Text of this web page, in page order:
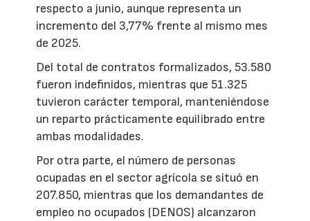
respecto a junio, aunque representa un
incremento del 3,77% frente al mismo mes
de 2025.
Del total de contratos formalizados, 53.580
fueron indefinidos, mientras que 51.325
tuvieron carácter temporal, manteniéndose
un reparto prácticamente equilibrado entre
ambas modalidades.
Por otra parte, el número de personas
ocupadas en el sector agrícola se situó en
207.850, mientras que los demandantes de
empleo no ocupados (DENOS) alcanzaron